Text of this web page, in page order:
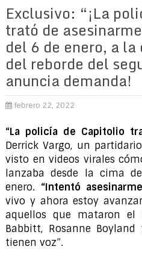
Exclusivo: “¡La
trató de
del 6 de enero, a
del reborde del
anuncia demanda!
febrero 22, 2022
“La policía de Capitolio
Derrick Vargo, un
visto en videos virales
lanzaba desde la cima
enero. “Intentó asesinarme
vivo y ahora estoy
aquellos que mataron
Babbitt, Rosanne
tienen voz”.